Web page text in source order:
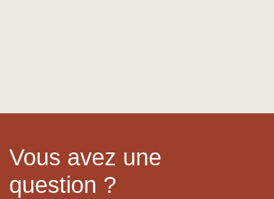
Vous avez une
question ?